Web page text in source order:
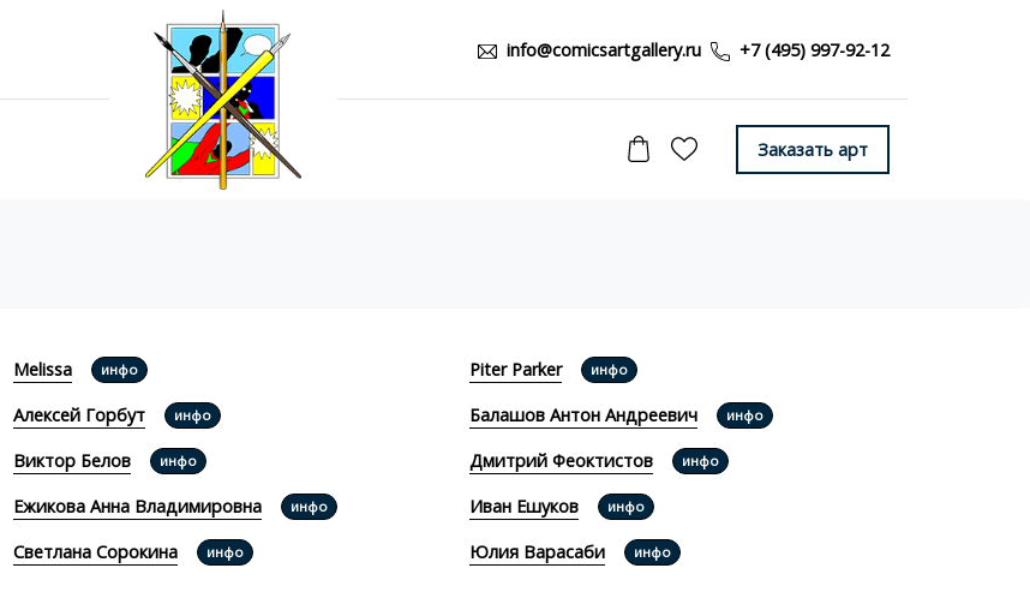
info@comicsartgallery.ru +7 (495) 997-92-12
Заказать арт
Melissa инфо Piter Parker инфо
Алексей Горбут инфо Балашов Антон Андреевич инфо
Виктор Белов инфо Дмитрий Феоктистов инфо
Ежикова Анна Владимировна инфо Иван Ешуков инфо
Светлана Сорокина инфо Юлия Варасаби инфо